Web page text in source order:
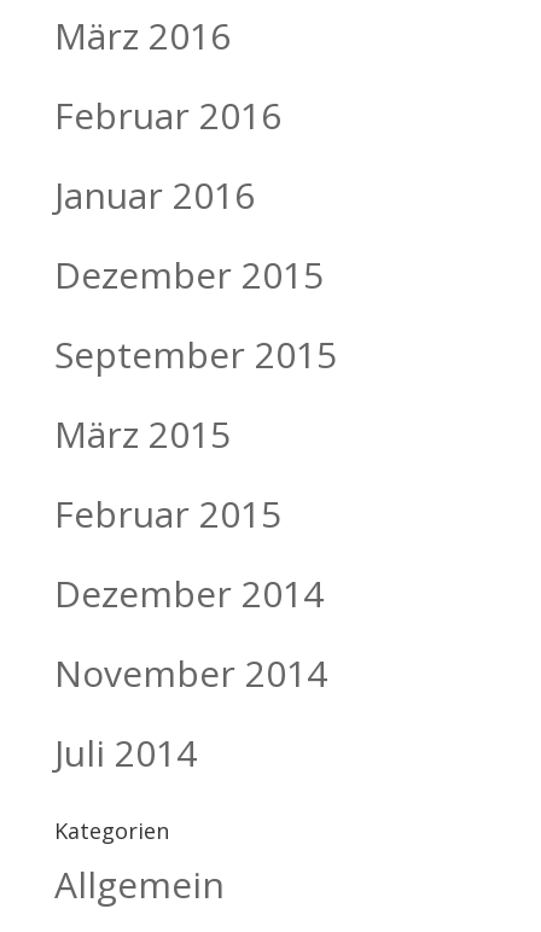
März 2016
Februar 2016
Januar 2016
Dezember 2015
September 2015
März 2015
Februar 2015
Dezember 2014
November 2014
Juli 2014
Kategorien
Allgemein